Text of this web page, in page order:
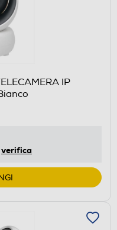
IP
verifica